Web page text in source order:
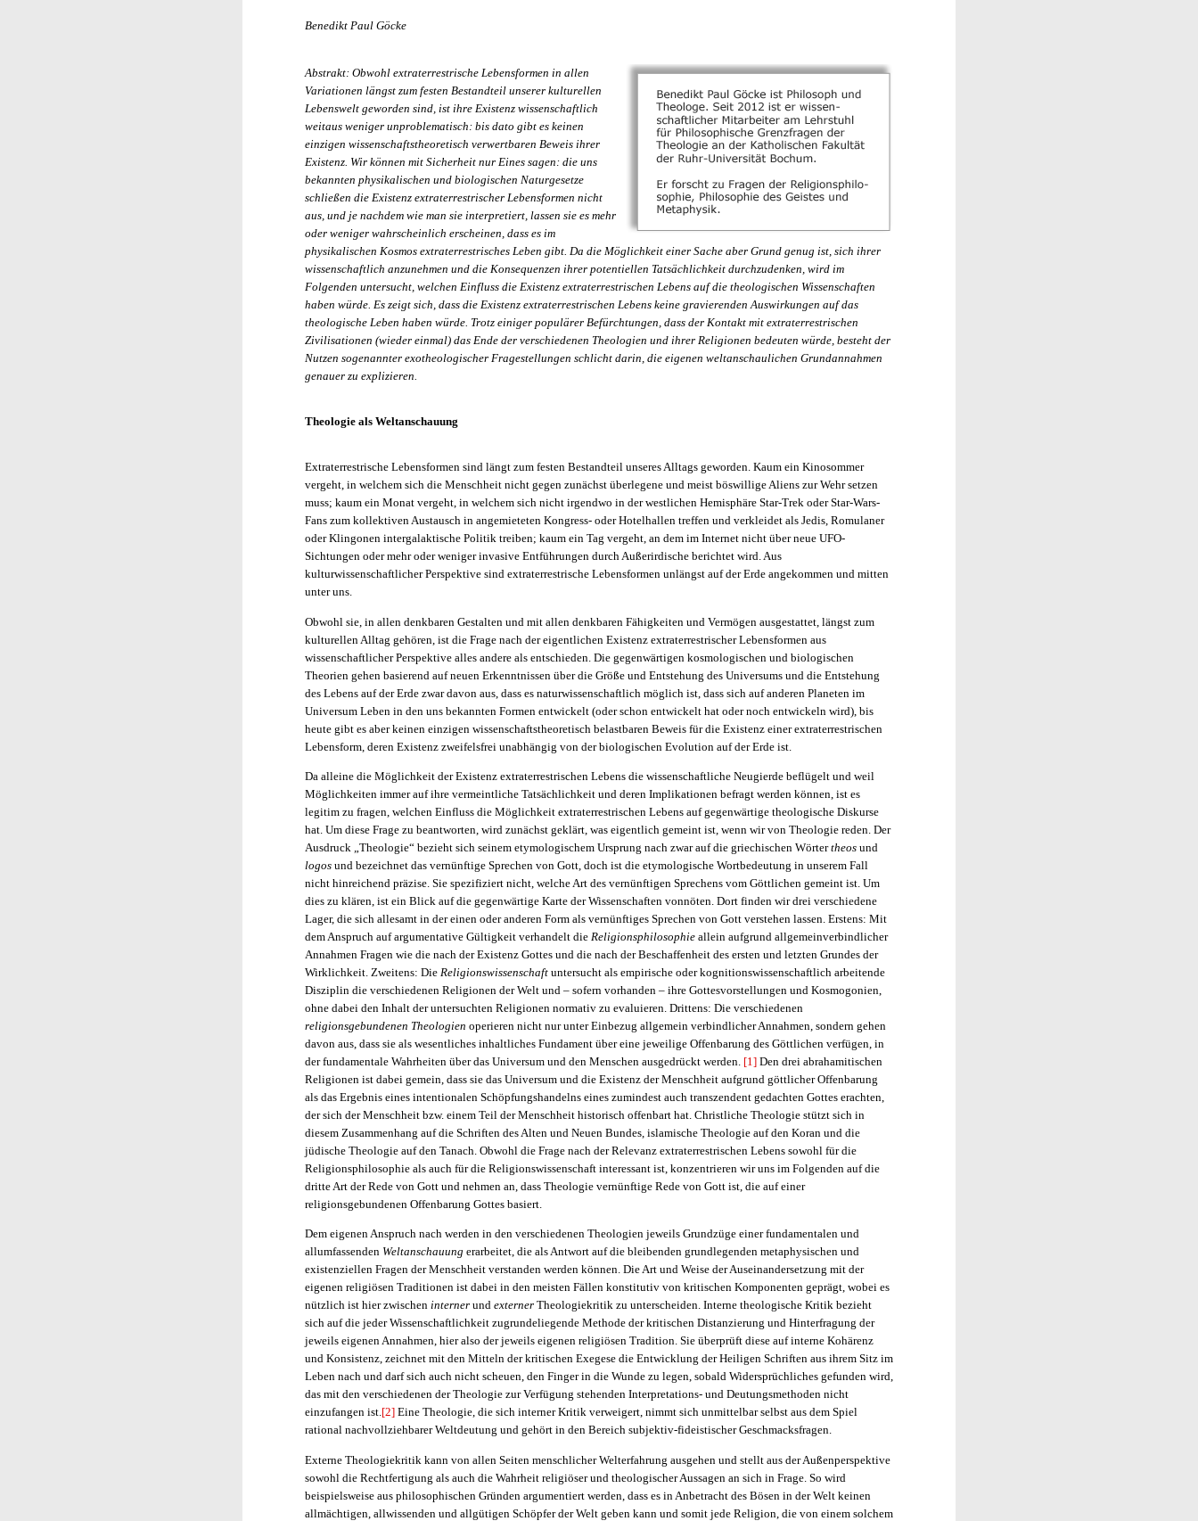
Benedikt Paul Göcke
Abstrakt: Obwohl extraterrestrische Lebensformen in allen
Variationen längst zum festen Bestandteil unserer kulturellen
Lebenswelt geworden sind, ist ihre Existenz wissenschaftlich
weitaus weniger unproblematisch: bis dato gibt es keinen
einzigen wissenschaftstheoretisch verwertbaren Beweis ihrer
Existenz. Wir können mit Sicherheit nur Eines sagen: die uns
bekannten physikalischen und biologischen Naturgesetze
schließen die Existenz extraterrestrischer Lebensformen nicht
aus, und je nachdem wie man sie interpretiert, lassen sie es mehr
oder weniger wahrscheinlich erscheinen, dass es im
physikalischen Kosmos extraterrestrisches Leben gibt. Da die Möglichkeit einer Sache aber Grund genug ist, sich ihrer
wissenschaftlich anzunehmen und die Konsequenzen ihrer potentiellen Tatsächlichkeit durchzudenken, wird im
Folgenden untersucht, welchen Einfluss die Existenz extraterrestrischen Lebens auf die theologischen Wissenschaften
haben würde. Es zeigt sich, dass die Existenz extraterrestrischen Lebens keine gravierenden Auswirkungen auf das
theologische Leben haben würde. Trotz einiger populärer Befürchtungen, dass der Kontakt mit extraterrestrischen
Zivilisationen (wieder einmal) das Ende der verschiedenen Theologien und ihrer Religionen bedeuten würde, besteht der
Nutzen sogenannter exotheologischer Fragestellungen schlicht darin, die eigenen weltanschaulichen Grundannahmen
genauer zu explizieren.
Theologie als Weltanschauung
Extraterrestrische Lebensformen sind längt zum festen Bestandteil unseres Alltags geworden. Kaum ein Kinosommer
vergeht, in welchem sich die Menschheit nicht gegen zunächst überlegene und meist böswillige Aliens zur Wehr setzen
muss; kaum ein Monat vergeht, in welchem sich nicht irgendwo in der westlichen Hemisphäre Star-Trek oder Star-Wars-
Fans zum kollektiven Austausch in angemieteten Kongress- oder Hotelhallen treffen und verkleidet als Jedis, Romulaner
oder Klingonen intergalaktische Politik treiben; kaum ein Tag vergeht, an dem im Internet nicht über neue UFO-
Sichtungen oder mehr oder weniger invasive Entführungen durch Außerirdische berichtet wird. Aus
kulturwissenschaftlicher Perspektive sind extraterrestrische Lebensformen unlängst auf der Erde angekommen und mitten
unter uns.
Obwohl sie, in allen denkbaren Gestalten und mit allen denkbaren Fähigkeiten und Vermögen ausgestattet, längst zum
kulturellen Alltag gehören, ist die Frage nach der eigentlichen Existenz extraterrestrischer Lebensformen aus
wissenschaftlicher Perspektive alles andere als entschieden. Die gegenwärtigen kosmologischen und biologischen
Theorien gehen basierend auf neuen Erkenntnissen über die Größe und Entstehung des Universums und die Entstehung
des Lebens auf der Erde zwar davon aus, dass es naturwissenschaftlich möglich ist, dass sich auf anderen Planeten im
Universum Leben in den uns bekannten Formen entwickelt (oder schon entwickelt hat oder noch entwickeln wird), bis
heute gibt es aber keinen einzigen wissenschaftstheoretisch belastbaren Beweis für die Existenz einer extraterrestrischen
Lebensform, deren Existenz zweifelsfrei unabhängig von der biologischen Evolution auf der Erde ist.
Da alleine die Möglichkeit der Existenz extraterrestrischen Lebens die wissenschaftliche Neugierde beflügelt und weil
Möglichkeiten immer auf ihre vermeintliche Tatsächlichkeit und deren Implikationen befragt werden können, ist es
legitim zu fragen, welchen Einfluss die Möglichkeit extraterrestrischen Lebens auf gegenwärtige theologische Diskurse
hat. Um diese Frage zu beantworten, wird zunächst geklärt, was eigentlich gemeint ist, wenn wir von Theologie reden. Der
Ausdruck „Theologie“ bezieht sich seinem etymologischem Ursprung nach zwar auf die griechischen Wörtertheos und
logos und bezeichnet das vernünftige Sprechen von Gott, doch ist die etymologische Wortbedeutung in unserem Fall
nicht hinreichend präzise. Sie spezifiziert nicht, welche Art des vernünftigen Sprechens vom Göttlichen gemeint ist. Um
dies zu klären, ist ein Blick auf die gegenwärtige Karte der Wissenschaften vonnöten. Dort finden wir drei verschiedene
Lager, die sich allesamt in der einen oder anderen Form als vernünftiges Sprechen von Gott verstehen lassen. Erstens: Mit
dem Anspruch auf argumentative Gültigkeit verhandelt die Religionsphilosophie allein aufgrund allgemeinverbindlicher
Annahmen Fragen wie die nach der Existenz Gottes und die nach der Beschaffenheit des ersten und letzten Grundes der
Wirklichkeit. Zweitens: Die Religionswissenschaft untersucht als empirische oder kognitionswissenschaftlich arbeitende
Disziplin die verschiedenen Religionen der Welt und – sofern vorhanden – ihre Gottesvorstellungen und Kosmogonien,
ohne dabei den Inhalt der untersuchten Religionen normativ zu evaluieren. Drittens: Die verschiedenen
religionsgebundenen Theologien operieren nicht nur unter Einbezug allgemein verbindlicher Annahmen, sondern gehen
davon aus, dass sie als wesentliches inhaltliches Fundament über eine jeweilige Offenbarung des Göttlichen verfügen, in
der fundamentale Wahrheiten über das Universum und den Menschen ausgedrückt werden. [1] Den drei abrahamitischen
Religionen ist dabei gemein, dass sie das Universum und die Existenz der Menschheit aufgrund göttlicher Offenbarung
als das Ergebnis eines intentionalen Schöpfungshandelns eines zumindest auch transzendent gedachten Gottes erachten,
der sich der Menschheit bzw. einem Teil der Menschheit historisch offenbart hat. Christliche Theologie stützt sich in
diesem Zusammenhang auf die Schriften des Alten und Neuen Bundes, islamische Theologie auf den Koran und die
jüdische Theologie auf den Tanach. Obwohl die Frage nach der Relevanz extraterrestrischen Lebens sowohl für die
Religionsphilosophie als auch für die Religionswissenschaft interessant ist, konzentrieren wir uns im Folgenden auf die
dritte Art der Rede von Gott und nehmen an, dass Theologie vernünftige Rede von Gott ist, die auf einer
religionsgebundenen Offenbarung Gottes basiert.
Dem eigenen Anspruch nach werden in den verschiedenen Theologien jeweils Grundzüge einer fundamentalen und
allumfassenden Weltanschauung erarbeitet, die als Antwort auf die bleibenden grundlegenden metaphysischen und
existenziellen Fragen der Menschheit verstanden werden können. Die Art und Weise der Auseinandersetzung mit der
eigenen religiösen Traditionen ist dabei in den meisten Fällen konstitutiv von kritischen Komponenten geprägt, wobei es
nützlich ist hier zwischen interner und externer Theologiekritik zu unterscheiden. Interne theologische Kritik bezieht
sich auf die jeder Wissenschaftlichkeit zugrundeliegende Methode der kritischen Distanzierung und Hinterfragung der
jeweils eigenen Annahmen, hier also der jeweils eigenen religiösen Tradition. Sie überprüft diese auf interne Kohärenz
und Konsistenz, zeichnet mit den Mitteln der kritischen Exegese die Entwicklung der Heiligen Schriften aus ihrem Sitz im
Leben nach und darf sich auch nicht scheuen, den Finger in die Wunde zu legen, sobald Widersprüchliches gefunden wird,
das mit den verschiedenen der Theologie zur Verfügung stehenden Interpretations- und Deutungsmethoden nicht
einzufangen ist.[2] Eine Theologie, die sich interner Kritik verweigert, nimmt sich unmittelbar selbst aus dem Spiel
rational nachvollziehbarer Weltdeutung und gehört in den Bereich subjektiv-fideistischer Geschmacksfragen.
Externe Theologiekritik kann von allen Seiten menschlicher Welterfahrung ausgehen und stellt aus der Außenperspektive
sowohl die Rechtfertigung als auch die Wahrheit religiöser und theologischer Aussagen an sich in Frage. So wird
beispielsweise aus philosophischen Gründen argumentiert werden, dass es in Anbetracht des Bösen in der Welt keinen
allmächtigen, allwissenden und allgütigen Schöpfer der Welt geben kann und somit jede Religion, die von einem solchem